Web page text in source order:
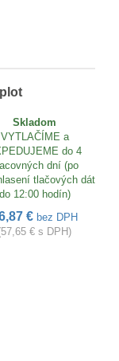
Skladom
VYTLAČÍME a
do 4
dní (po
tlačových dát
do 12:00 hodín)
€ bez DPH
€ s DPH)